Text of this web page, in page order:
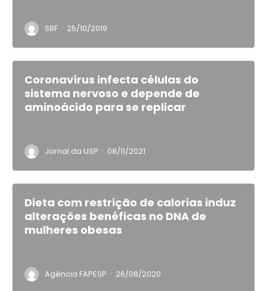
SBF · 25/10/2019
Coronavírus infecta células do
sistema nervoso e depende de
aminoácido para se replicar
Jornal da USP · 08/11/2021
Dieta com restrição de calorias induz
alterações benéficas no DNA de
mulheres obesas
Agência FAPESP · 26/08/2020